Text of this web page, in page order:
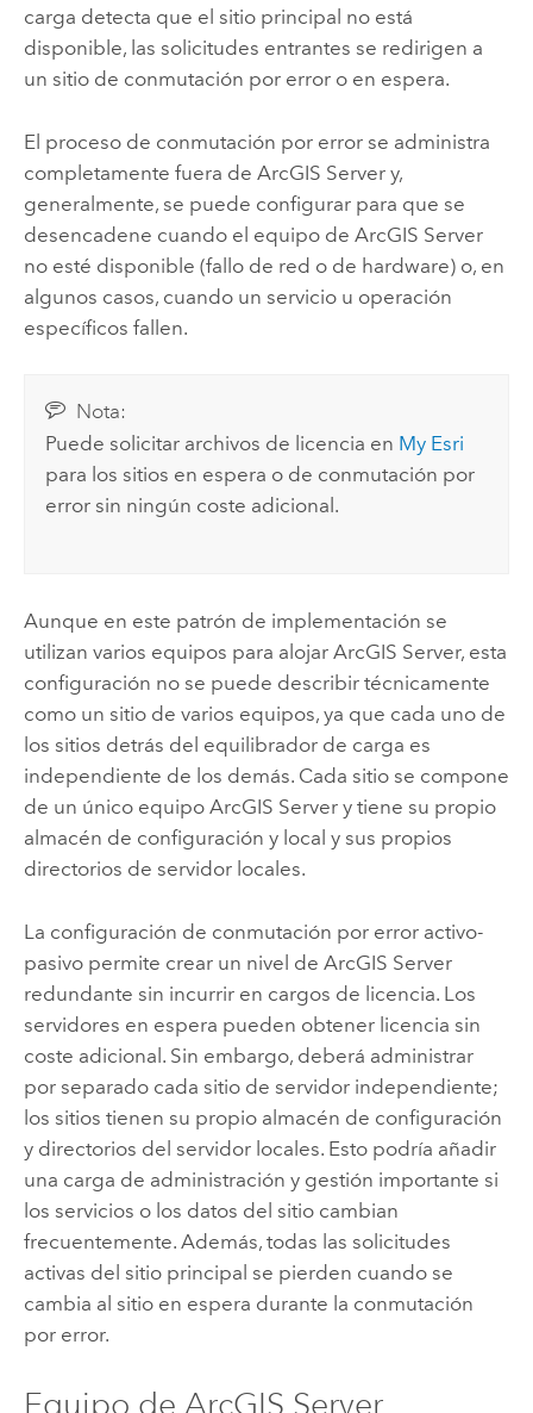
carga detecta que el sitio principal no está
disponible, las solicitudes entrantes se redirigen a
un sitio de conmutación por error o en espera.
El proceso de conmutación por error se administra
completamente fuera de ArcGIS Servery,
generalmente, se puede configurar para que se
desencadene cuando el equipo de ArcGIS Server
no esté disponible (fallo de red o de hardware) o, en
algunos casos, cuando un servicio u operación
específicos fallen.
Nota:
Puede solicitar archivos de licencia en My Esri
para los sitios en espera o de conmutación por
error sin ningún coste adicional.
Aunque en este patrón de implementación se
utilizan varios equipos para alojar ArcGIS Server, esta
configuración no se puede describir técnicamente
como un sitio de varios equipos, ya que cada uno de
los sitios detrás del equilibrador de carga es
independiente de los demás. Cada sitio se compone
de un único equipo ArcGIS Servery tiene su propio
almacén de configuración y local y sus propios
directorios de servidor locales.
La configuración de conmutación por error activo-
pasivo permite crear un nivel de ArcGIS Server
redundante sin incurrir en cargos de licencia. Los
servidores en espera pueden obtener licencia sin
coste adicional. Sin embargo, deberá administrar
por separado cada sitio de servidor independiente;
los sitios tienen su propio almacén de configuración
y directorios del servidor locales. Esto podría añadir
una carga de administración y gestión importante si
los servicios o los datos del sitio cambian
frecuentemente. Además, todas las solicitudes
activas del sitio principal se pierden cuando se
cambia al sitio en espera durante la conmutación
por error.
Equipo de ArcGIS Server,